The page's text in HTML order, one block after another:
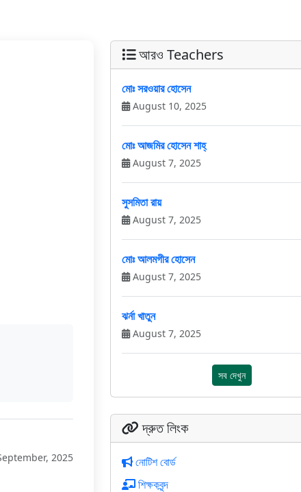
2025
আরও Teachers
মোঃ সরওয়ার হোসেন
August 10, 2025
মোঃ আজমির হোসেন শাহ্
August 7, 2025
সুসমিতা রায়
August 7, 2025
মোঃ আলমগীর হোসেন
August 7, 2025
ঝর্না খাতুন
August 7, 2025
সব দেখুন
দ্রুত লিংক
নোটিশ বোর্ড
শিক্ষকবৃন্দ